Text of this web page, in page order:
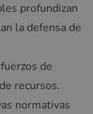
profundizan
la defensa de
de
recursos.
normativas